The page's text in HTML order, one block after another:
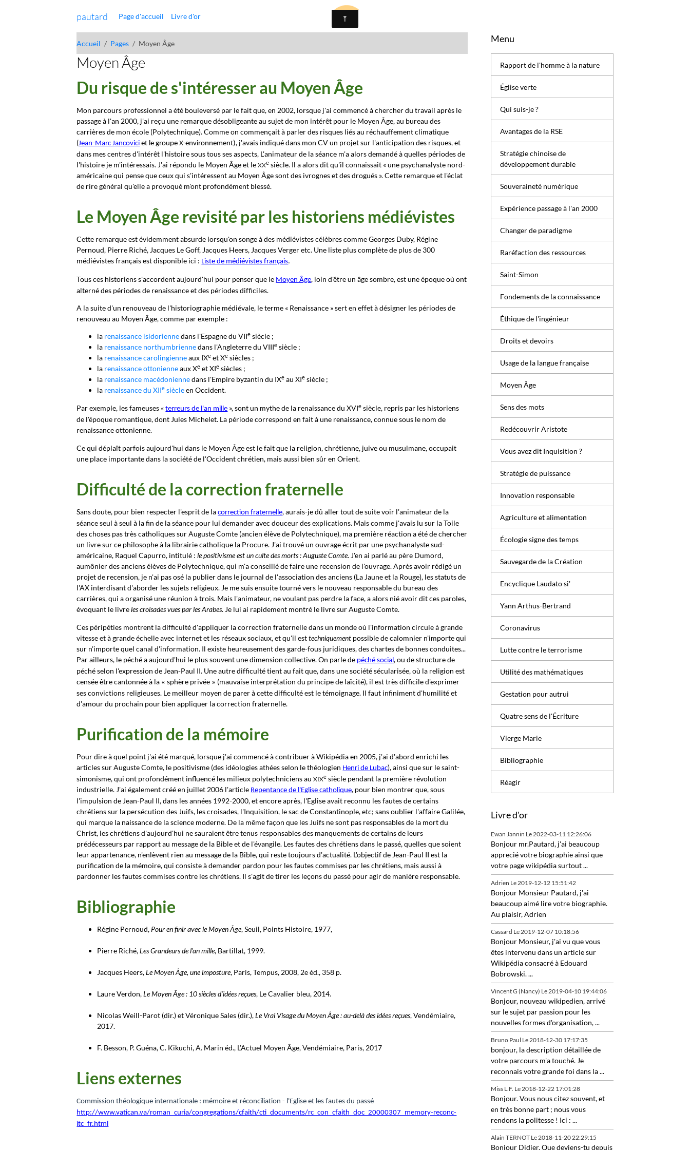
pautard Page d'accueil Livre d'or
Accueil Pages Moyen Âge
Moyen Âge
Du risque de s'intéresser au Moyen Âge
Mon parcours professionnel a été bouleversé par le fait que, en 2002, lorsque j'ai commencé à chercher du travail après le
passage à l'an 2000, j'ai reçu une remarque désobligeante au sujet de mon intérêt pour le Moyen Âge, au bureau des
carrières de mon école (Polytechnique). Comme on commençait à parler des risques liés au réchauffement climatique
(Jean-Marc Jancovici et le groupe X-environnement), j'avais indiqué dans mon CV un projet sur l'anticipation des risques, et
dans mes centres d'intérêt l'histoire sous tous ses aspects, L'animateur de la séance m'a alors demandé à quelles périodes de
l'histoire je m'intéressais. J'ai répondu le Moyen Âge et leXXe siècle. Il a alors dit qu'il connaissait « une psychanalyste nord-
américaine qui pense que ceux qui s'intéressent au Moyen Âge sont des ivrognes et des drogués ». Cette remarque et l'éclat
de rire général qu'elle a provoqué m'ont profondément blessé.
Le Moyen Âge revisité par les historiens médiévistes
Cette remarque est évidemment absurde lorsqu'on songe à des médiévistes célèbres comme Georges Duby, Régine
Pernoud, Pierre Riché, Jacques Le Goff, Jacques Heers, Jacques Verger etc. Une liste plus complète de plus de 300
médiévistes français est disponible ici : Liste de médiévistes français.
Tous ces historiens s'accordent aujourd'hui pour penser que le Moyen Âge, loin d'être un âge sombre, est une époque où ont
alterné des périodes de renaissance et des périodes difficiles.
A la suite d'un renouveau de l'historiographie médiévale, le terme « Renaissance » sert en effet à désigner les périodes de
renouveau au Moyen Âge, comme par exemple :
la renaissance isidoriennedans l'Espagne du VIIe siècle ;
la renaissance northumbriennedans l'Angleterre du VIIIe siècle ;
la renaissance carolingienneaux IXe et Xe siècles ;
la renaissance ottonienneaux Xe et XIe siècles ;
la renaissance macédonienne dans l'Empire byzantin du IXe au XIe siècle ;
la renaissance du XIIe siècleen Occident.
Par exemple, les fameuses «terreurs de l'an mille », sont un mythe de la renaissance du XVIe siècle, repris par les historiens
de l'époque romantique, dont Jules Michelet. La période correspond en fait à une renaissance, connue sous le nom de
renaissance ottonienne.
Ce qui déplaît parfois aujourd'hui dans le Moyen Âge est le fait que la religion, chrétienne, juive ou musulmane, occupait
une place importante dans la société de l'Occident chrétien, mais aussi bien sûr en Orient.
Difficulté de la correction fraternelle
Sans doute, pour bien respecter l'esprit de lacorrection fraternelle, aurais-je dû aller tout de suite voir l'animateur de la
séance seul à seul à la fin de la séance pour lui demander avec douceur des explications. Mais comme j'avais lu sur la Toile
des choses pas très catholiques sur Auguste Comte (ancien élève de Polytechnique), ma première réaction a été de chercher
un livre sur ce philosophe à la librairie catholique la Procure. J'ai trouvé un ouvrage écrit par une psychanalyste sud-
américaine, Raquel Capurro, intitulé :le positivisme est un culte des morts : Auguste Comte. J'en ai parlé au père Dumord,
aumônier des anciens élèves de Polytechnique, qui m'a conseillé de faire une recension de l'ouvrage. Après avoir rédigé un
projet de recension, je n'ai pas osé la publier dans le journal de l'association des anciens (La Jaune et la Rouge), les statuts de
l'AX interdisant d'aborder les sujets religieux. Je me suis ensuite tourné vers le nouveau responsable du bureau des
carrières, qui a organisé une réunion à trois. Mais l'animateur, ne voulant pas perdre la face, a alors nié avoir dit ces paroles,
évoquant le livreles croisades vues par les Arabes. Je lui ai rapidement montré le livre sur Auguste Comte.
Ces péripéties montrent la difficulté d'appliquer la correction fraternelle dans un monde où l'information circule à grande
vitesse et à grande échelle avec internet et les réseaux sociaux, et qu'il esttechniquement possible de calomnier n'importe qui
sur n'importe quel canal d'information. Il existe heureusement des garde-fous juridiques, des chartes de bonnes conduites...
Par ailleurs, le péché a aujourd'hui le plus souvent une dimension collective. On parle de péché social, ou de structure de
péché selon l'expression de Jean-Paul II. Une autre difficulté tient au fait que, dans une société sécularisée, où la religion est
censée être cantonnée à la «sphère privée » (mauvaise interprétation du principe de laïcité), il est très difficile d'exprimer
ses convictions religieuses. Le meilleur moyen de parer à cette difficulté est le témoignage. Il faut infiniment d'humilité et
d'amour du prochain pour bien appliquer la correction fraternelle.
Purification de la mémoire
Pour dire à quel point j'ai été marqué, lorsque j'ai commencé à contribuer à Wikipédia en 2005, j'ai d'abord enrichi les
articles sur Auguste Comte, le positivisme (des idéologies athées selon le théologien Henri de Lubac),ainsi que sur le saint-
simonisme,qui ont profondément influencé les milieux polytechniciens auXIXe siècle pendant la première révolution
industrielle. J'ai également créé en juillet 2006 l'article Repentance de l'Eglise catholique, pour bien montrer que,sous
l'impulsion de Jean-Paul II,dans les années 1992-2000, et encore après, l'Eglise avait reconnu les fautes de certains
chrétiens sur la persécution des Juifs, les croisades, l'Inquisition, le sac de Constantinople, etc; sans oublier l'affaire Galilée,
qui marque la naissance de la science moderne. De la même façon que les Juifs ne sont pas responsables de la mort du
Christ, les chrétiens d'aujourd'hui ne sauraient être tenus responsables des manquements de certains de leurs
prédécesseurs par rapport au message de la Bible et de l'évangile. Les fautes des chrétiens dans le passé, quelles que soient
leur appartenance, n'enlèvent rien au message de la Bible, qui reste toujours d'actualité. L'objectif de Jean-Paul II est la
purification de la mémoire, qui consiste à demander pardon pour les fautes commises par les chrétiens, mais aussi à
pardonner les fautes commises contre les chrétiens. Il s'agit de tirer les leçons du passé pour agir de manière responsable.
Bibliographie
Régine Pernoud, Pour en finir avec le Moyen Âge, Seuil, Points Histoire, 1977,
Pierre Riché,Les Grandeurs de l'an mille, Bartillat, 1999.
Jacques Heers,Le Moyen Âge, une imposture, Paris, Tempus, 2008, 2e éd., 358 p.
Laure Verdon,Le Moyen Âge : 10 siècles d'idées reçues, Le Cavalier bleu, 2014.
Nicolas Weill-Parot (dir.) et Véronique Sales (dir.),Le Vrai Visage du Moyen Âge : au-delà des idées reçues, Vendémiaire,
2017.
F. Besson, P. Guéna, C. Kikuchi, A. Marin éd., L’Actuel Moyen Âge, Vendémiaire, Paris, 2017
Liens externes
Commission théologique internationale : mémoire et réconciliation - l'Eglise et les fautes du passé
http://www.vatican.va/roman_curia/congregations/cfaith/cti_documents/rc_con_cfaith_doc_20000307_memory-reconc-
itc_fr.html
Menu
Rapport de l'homme à la nature
Église verte
Qui suis-je ?
Avantages de la RSE
Stratégie chinoise de
développement durable
Souveraineté numérique
Expérience passage à l'an 2000
Changer de paradigme
Raréfaction des ressources
Saint-Simon
Fondements de la connaissance
Éthique de l'ingénieur
Droits et devoirs
Usage de la langue française
Moyen Âge
Sens des mots
Redécouvrir Aristote
Vous avez dit Inquisition ?
Stratégie de puissance
Innovation responsable
Agriculture et alimentation
Écologie signe des temps
Sauvegarde de la Création
Encyclique Laudato si'
Yann Arthus-Bertrand
Coronavirus
Lutte contre le terrorisme
Utilité des mathématiques
Gestation pour autrui
Quatre sens de l'Écriture
Vierge Marie
Bibliographie
Réagir
Livre d'or
Ewan Jannin Le 2022-03-11 12:26:06
Bonjour mr.Pautard, j'ai beaucoup
apprecié votre biographie ainsi que
votre page wikipédia surtout ...
Adrien Le 2019-12-12 15:51:42
Bonjour Monsieur Pautard, j'ai
beaucoup aimé lire votre biographie.
Au plaisir, Adrien
Cassard Le 2019-12-07 10:18:56
Bonjour Monsieur, j'ai vu que vous
êtes intervenu dans un article sur
Wikipédia consacré à Edouard
Bobrowski. ...
Vincent G (Nancy) Le 2019-04-10 19:44:06
Bonjour, nouveau wikipedien, arrivé
sur le sujet par passion pour les
nouvelles formes d'organisation, ...
Bruno Paul Le 2018-12-30 17:17:35
bonjour, la description détaillée de
votre parcours m'a touché. Je
reconnais votre grande foi dans la ...
Miss L.F. Le 2018-12-22 17:01:28
Bonjour. Vous nous citez souvent, et
en très bonne part ; nous vous
rendons la politesse ! Ici : ...
Alain TERNOT Le 2018-11-20 22:29:15
Bonjour Didier, Que deviens-tu depuis